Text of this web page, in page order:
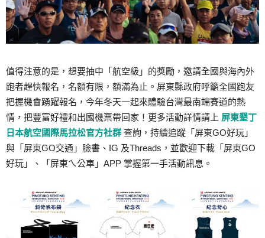
值得注意的是，想要抽中「航空級」的獎勵，邀請全國與海內外
跑者趕快報名，名額有限，額滿為止。屏東縣政府呼籲全國跑友
把握機會踴躍報名，今年冬天一起來體驗台灣最南端賽道的熱
情，把豐富好禮和出國機票帶回家！更多活動詳情請上 屏東墾丁
日本航空國際馬拉松官方社群 查詢，持續追蹤「屏東GO好玩」
與「屏東GO交通」臉書、IG 及Threads，並歡迎下載「屏東GO
好玩」、「屏東ㄟ公車」APP 掌握第一手活動訊息。